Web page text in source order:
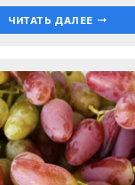
ЧИТАТЬ ДАЛЕЕ